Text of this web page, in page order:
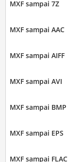
MXF sampai 7Z
MXF sampai AAC
MXF sampai AIFF
MXF sampai AVI
MXF sampai BMP
MXF sampai EPS
MXF sampai FLAC